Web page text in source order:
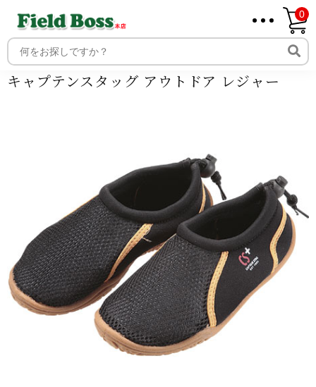
ホーム
ログイン
0
ホーム 商品 商品ジャンル アウトドア
ユニ
セックス
シューズ キャプテンスタッグ アウトドア レジャー
キャプテンスタッグ アウトドア レジャー